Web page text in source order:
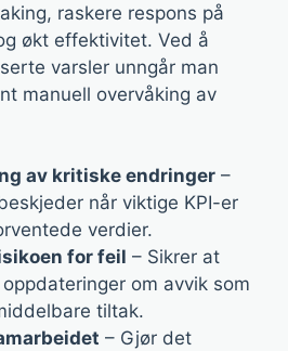
raskere respons på
økt effektivitet. Ved å
varsler unngår man
manuell overvåking av
av kritiske endringer –
når viktige KPI-er
verdier.
for feil – Sikrer at
om avvik som
tiltak.
– Gjør det